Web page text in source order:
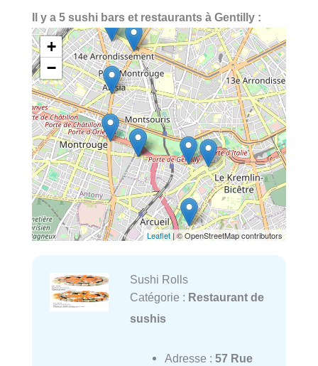
Il y a 5 sushi bars et restaurants à Gentilly :
+
−
Leaflet | © OpenStreetMap contributors
Sushi Rolls
Catégorie : Restaurant de
sushis
Adresse : 57 Rue